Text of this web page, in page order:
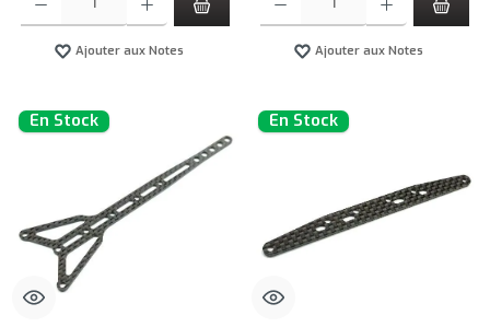
Ajouter aux Notes Ajouter aux Notes
En Stock En Stock